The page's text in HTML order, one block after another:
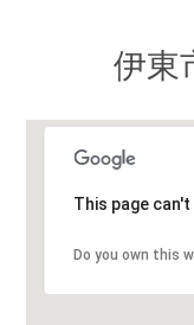
伊東
This page
Do you own this